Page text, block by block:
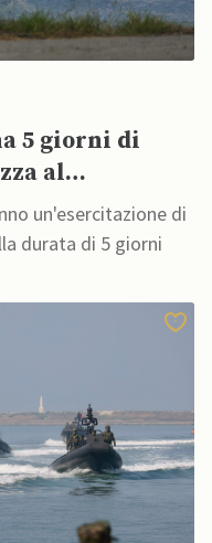
5 giorni di
al
un'esercitazione di
durata di 5 giorni